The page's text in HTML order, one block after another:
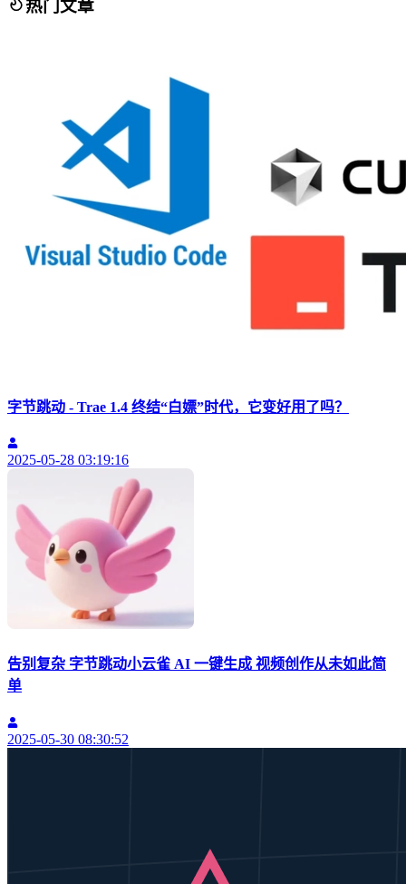
热门文章
字节跳动 - Trae 1.4 终结“白嫖”时代，它变好用了吗？
2025-05-28 03:19:16
告别复杂 字节跳动小云雀 AI 一键生成 视频创作从未如此简
单
2025-05-30 08:30:52